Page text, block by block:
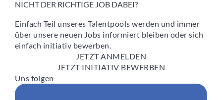
NICHT DER RICHTIGE JOB DABEI?
Einfach Teil unseres Talentpools werden und immer
über unsere neuen Jobs informiert bleiben oder sich
einfach initiativ bewerben.
JETZT ANMELDEN
JETZT INITIATIV BEWERBEN
Uns folgen